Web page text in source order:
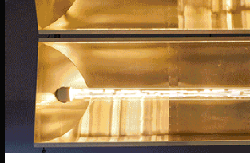
EXIBART SPAIN, S.L.U.
AVINGUDA ROMA, 12